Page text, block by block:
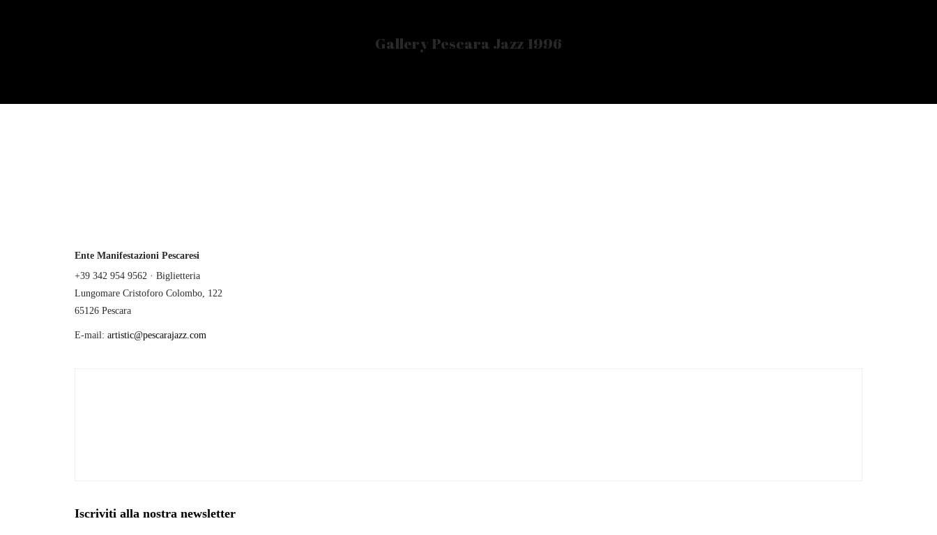
Gallery Pescara Jazz 1996
Ente Manifestazioni Pescaresi
+39 342 954 9562 · Biglietteria
Lungomare Cristoforo Colombo, 122
65126 Pescara
E-mail: artistic@pescarajazz.com
Iscriviti alla nostra newsletter